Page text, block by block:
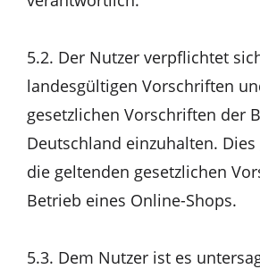
5.2. Der Nutzer verpflichtet
landesgültigen Vorschriften
gesetzlichen Vorschriften der
Deutschland einzuhalten.
die geltenden gesetzlichen
Betrieb eines Online-Shops.
5.3. Dem Nutzer ist es